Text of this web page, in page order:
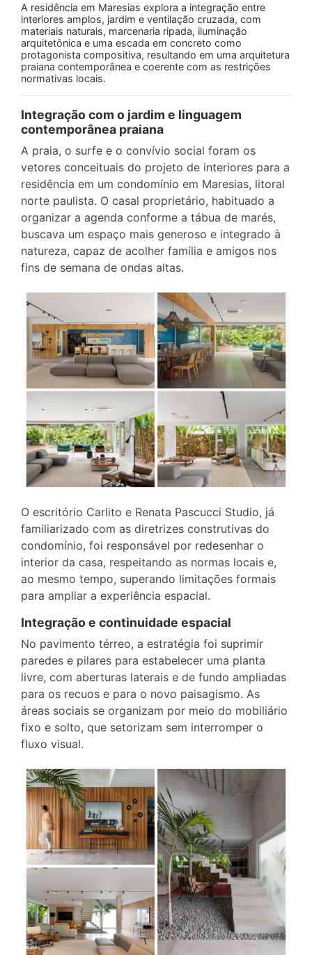
A residência em Maresias explora a integração entre
interiores amplos, jardim e ventilação cruzada, com
materiais naturais, marcenaria ripada, iluminação
arquitetônica e uma escada em concreto como
protagonista compositiva, resultando em uma arquitetura
praiana contemporânea e coerente com as restrições
normativas locais.
Integração com o jardim e linguagem
contemporânea praiana
A praia, o surfe e o convívio social foram os
vetores conceituais do projeto de interiores para a
residência em um condomínio em Maresias, litoral
norte paulista. O casal proprietário, habituado a
organizar a agenda conforme a tábua de marés,
buscava um espaço mais generoso e integrado à
natureza, capaz de acolher família e amigos nos
fins de semana de ondas altas.
O escritório Carlito e Renata Pascucci Studio, já
familiarizado com as diretrizes construtivas do
condomínio, foi responsável por redesenhar o
interior da casa, respeitando as normas locais e,
ao mesmo tempo, superando limitações formais
para ampliar a experiência espacial.
Integração e continuidade espacial
No pavimento térreo, a estratégia foi suprimir
paredes e pilares para estabelecer uma planta
livre, com aberturas laterais e de fundo ampliadas
para os recuos e para o novo paisagismo. As
áreas sociais se organizam por meio do mobiliário
fixo e solto, que setorizam sem interromper o
fluxo visual.